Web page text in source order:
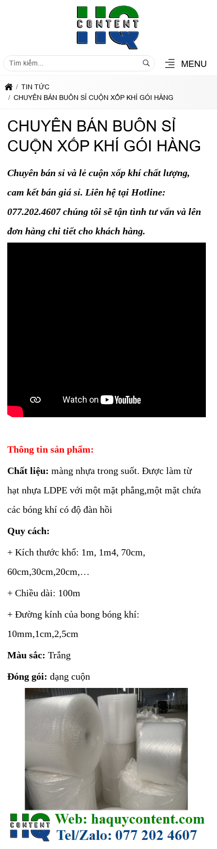
MENU
TIN TỨC
CHUYÊN BÁN BUÔN SỈ CUỘN XỐP KHÍ GÓI HÀNG
CHUYÊN BÁN BUÔN SỈ
CUỘN XỐP KHÍ GÓI HÀNG
Chuyên bán sỉ và lẻ cuộn xốp khí chất lượng,
cam kết bán giá sỉ. Liên hệ tại Hotline:
077.202.4607 chúng tôi sẽ tận tình tư vấn và lên
đơn hàng chi tiết cho khách hàng.
Thông tin sản phẩm:
Chất liệu: màng nhựa trong suốt. Được làm từ
hạt nhựa LDPE với một mặt phẳng,một mặt chứa
các bóng khí có độ đàn hồi
Quy cách:
+ Kích thước khổ: 1m, 1m4, 70cm,
60cm,30cm,20cm,…
+ Chiều dài: 100m
+ Đường kính của bong bóng khí:
10mm,1cm,2,5cm
Màu sắc: Trắng
Đóng gói: dạng cuộn